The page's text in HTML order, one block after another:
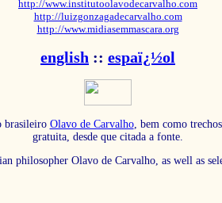
http://www.institutoolavodecarvalho.com
http://luizgonzagadecarvalho.com
http://www.midiasemmascara.org
english :: espaï¿½ol
brasileiro Olavo de Carvalho, bem como
gratuita, desde que citada a fonte.
philosopher Olavo de Carvalho, as well as